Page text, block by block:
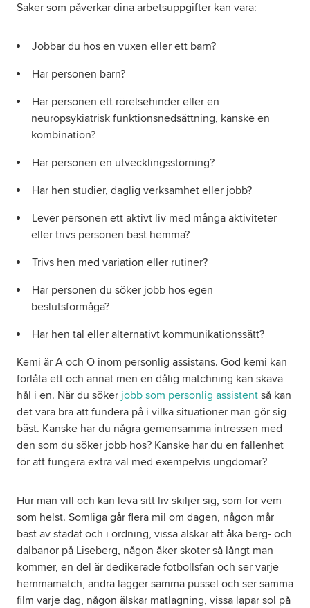
Saker som påverkar dina arbetsuppgifter kan vara:
Jobbar du hos en vuxen eller ett barn?
Har personen barn?
Har personen ett rörelsehinder eller en
neuropsykiatrisk funktionsnedsättning, kanske en
kombination?
Har personen en utvecklingsstörning?
Har hen studier, daglig verksamhet eller jobb?
Lever personen ett aktivt liv med många aktiviteter
eller trivs personen bäst hemma?
Trivs hen med variation eller rutiner?
Har personen du söker jobb hos egen
beslutsförmåga?
Har hen tal eller alternativt kommunikationssätt?
Kemi är A och O inom personlig assistans. God kemi kan
förlåta ett och annat men en dålig matchning kan skava
hål i en. När du söker jobb som personlig assistent så kan
det vara bra att fundera på i vilka situationer man gör sig
bäst. Kanske har du några gemensamma intressen med
den som du söker jobb hos? Kanske har du en fallenhet
för att fungera extra väl med exempelvis ungdomar?
Hur man vill och kan leva sitt liv skiljer sig, som för vem
som helst. Somliga går flera mil om dagen, någon mår
bäst av städat och i ordning, vissa älskar att åka berg- och
dalbanor på Liseberg, någon åker skoter så långt man
kommer, en del är dedikerade fotbollsfan och ser varje
hemmamatch, andra lägger samma pussel och ser samma
film varje dag, någon älskar matlagning, vissa lapar sol på